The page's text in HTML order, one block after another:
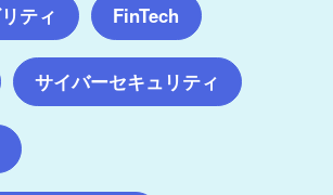
ティ FinTech
サイバーセキュリティ